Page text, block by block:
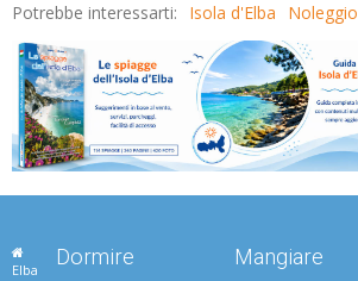
Potrebbe interessarti: Isola d'Elba Noleggio
Elba
Dormire Mangiare